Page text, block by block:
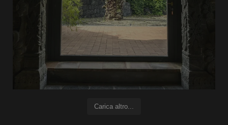
Carica altro...